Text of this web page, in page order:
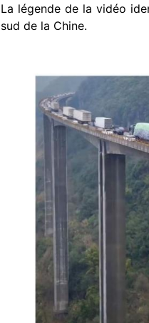
La légende de la vidéo
sud de la Chine.